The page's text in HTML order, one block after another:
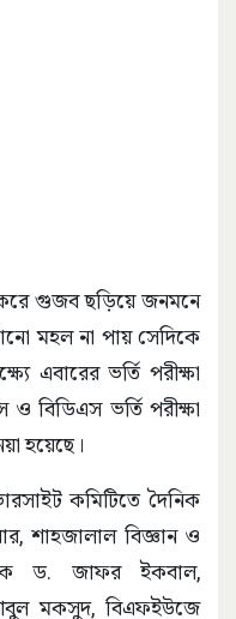
করে গুজব ছড়িয়ে জনমনে
মহল না পায় সেদিকে
এবারের ভর্তি পরীক্ষা
ও বিডিএস ভর্তি পরীক্ষা
হয়েছে।
কমিটিতে দৈনিক
শাহজালাল বিজ্ঞান ও
ড. জাফর ইকবাল,
মকসুদ, বিএফইউজে